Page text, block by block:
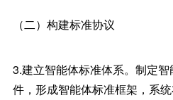
（二）构建标准协议
3.建立智能体标准体系。制定
件，形成智能体标准框架，系